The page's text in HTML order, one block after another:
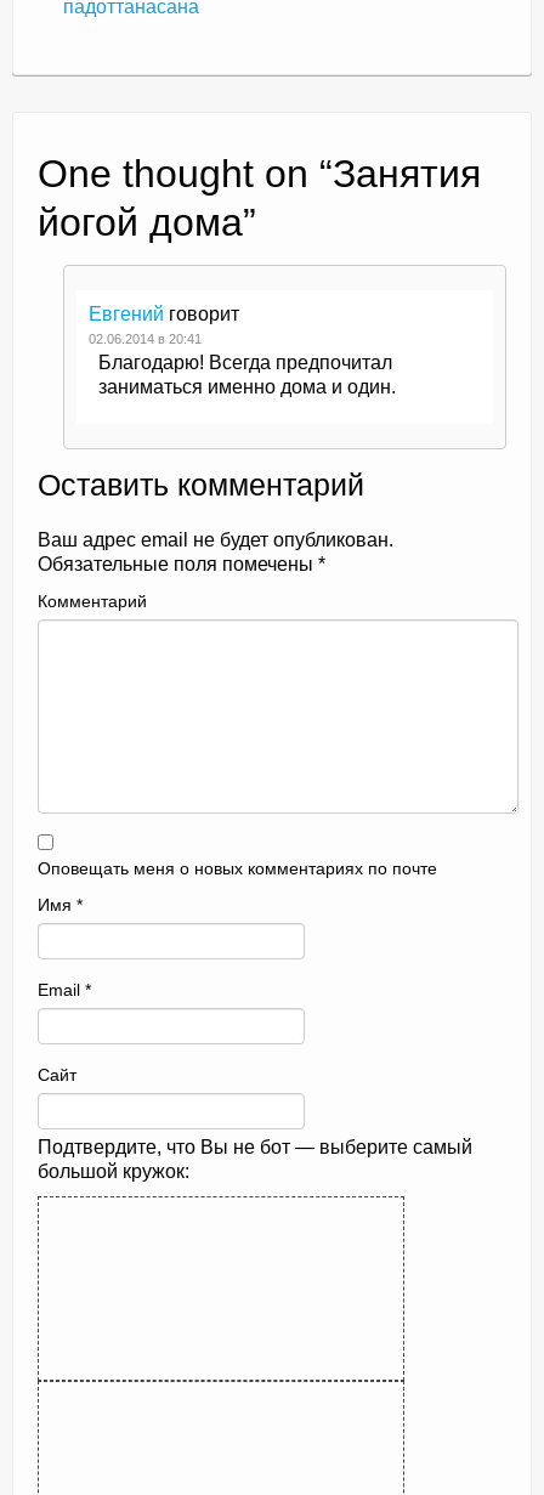
падоттанасана
One thought on “Занятия
йогой дома”
Евгений говорит
02.06.2014 в 20:41
Благодарю! Всегда предпочитал
заниматься именно дома и один.
Оставить комментарий
Ваш адрес email не будет опубликован.
Обязательные поля помечены *
Комментарий
Оповещать меня о новых комментариях по почте
Имя *
Email *
Сайт
Подтвердите, что Вы не бот — выберите самый
большой кружок: